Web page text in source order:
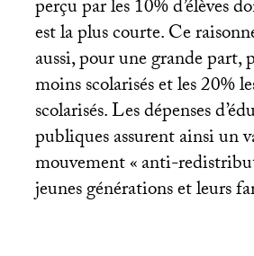
perçu par les 10% d’élèves
est la plus courte. Ce
aussi, pour une grande part,
moins scolarisés et les 20%
scolarisés. Les dépenses
publiques assurent ainsi un
mouvement «anti-
jeunes générations et leurs